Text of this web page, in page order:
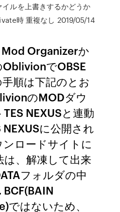
ルを上書きするかどうか
時 重複なし 2019/05/14
Mod Organizerか
でOBSE
順は下記のとお
のMODダウ
NEXUSと連動
NEXUSに公開され
ロードサイトに
は、解凍して出来
フォルダの中
BCF(BAIN
ではないため、